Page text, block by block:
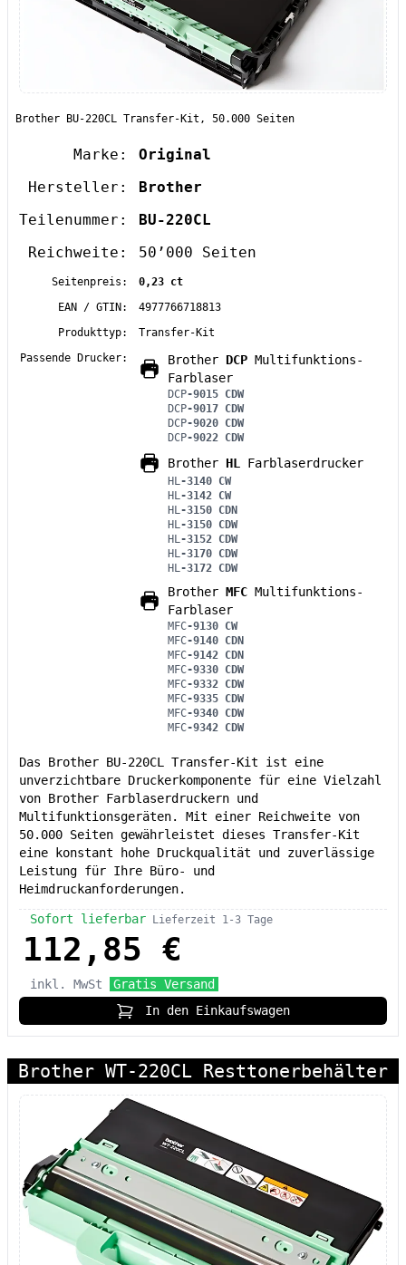
Brother BU-220CL Transfer-Kit, 50.000 Seiten
Marke:
Original
Hersteller:
Brother
Teilenummer:
BU-220CL
Reichweite:
50’000 Seiten
Seitenpreis:
0,23 ct
EAN / GTIN:
4977766718813
Produkttyp:
Transfer-Kit
Passende Drucker:
Brother DCP Multifunktions-
Farblaser
DCP-9015 CDW
DCP-9017 CDW
DCP-9020 CDW
DCP-9022 CDW
Brother HL Farblaserdrucker
HL-3140 CW
HL-3142 CW
HL-3150 CDN
HL-3150 CDW
HL-3152 CDW
HL-3170 CDW
HL-3172 CDW
Brother MFC Multifunktions-
Farblaser
MFC-9130 CW
MFC-9140 CDN
MFC-9142 CDN
MFC-9330 CDW
MFC-9332 CDW
MFC-9335 CDW
MFC-9340 CDW
MFC-9342 CDW
Das Brother BU-220CL Transfer-Kit ist eine
unverzichtbare Druckerkomponente für eine Vielzahl
von Brother Farblaserdruckern und
Multifunktionsgeräten. Mit einer Reichweite von
50.000 Seiten gewährleistet dieses Transfer-Kit
eine konstant hohe Druckqualität und zuverlässige
Leistung für Ihre Büro- und
Heimdruckanforderungen.
Sofort lieferbar Lieferzeit 1-3 Tage
112,85 €
inkl. MwSt
Gratis Versand
In den Einkaufswagen
Brother WT-220CL Resttonerbehälter